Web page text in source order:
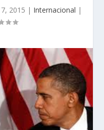
2015 | Internacional |